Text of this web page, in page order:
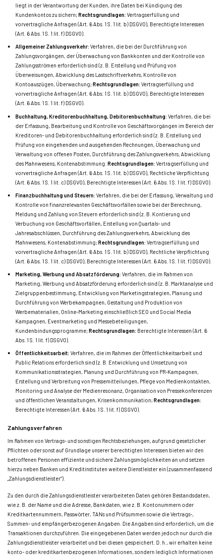
liegt in der Verantwortung der Kunden, ihre Daten bei Kündigung des
Kundenkontos zu sichern;Rechtsgrundlagen: Vertragserfüllung und
vorvertragliche Anfragen (Art. 6 Abs. 1 S. 1 lit. b) DSGVO), Berechtigte Interessen
(Art. 6 Abs. 1 S. 1 lit. f) DSGVO).
Allgemeiner Zahlungsverkehr: Verfahren, die bei der Durchführung von
Zahlungsvorgängen, der Überwachung von Bankkonten und der Kontrolle von
Zahlungsströmen erforderlich sind (z. B. Erstellung und Prüfung von
Überweisungen, Abwicklung des Lastschriftverkehrs, Kontrolle von
Kontoauszügen, Überwachung;Rechtsgrundlagen: Vertragserfüllung und
vorvertragliche Anfragen (Art. 6 Abs. 1 S. 1 lit. b) DSGVO), Berechtigte Interessen
(Art. 6 Abs. 1 S. 1 lit. f) DSGVO).
Buchhaltung, Kreditorenbuchhaltung, Debitorenbuchhaltung: Verfahren, die bei
der Erfassung, Bearbeitung und Kontrolle von Geschäftsvorgängen im Bereich der
Kreditoren- und Debitorenbuchhaltung erforderlich sind (z. B. Erstellung und
Prüfung von eingehenden und ausgehenden Rechnungen, Überwachung und
Verwaltung von offenen Posten, Durchführung des Zahlungsverkehrs, Abwicklung
des Mahnwesens, Kontenabstimmung Rechtsgrundlagen: Vertragserfüllung und
vorvertragliche Anfragen (Art. 6 Abs. 1 S. 1 lit. b) DSGVO), Rechtliche Verpflichtung
(Art. 6 Abs. 1 S. 1 lit. c) DSGVO), Berechtigte Interessen (Art. 6 Abs. 1 S. 1 lit. f) DSGVO).
Finanzbuchhaltung und Steuern: Verfahren, die bei der Erfassung, Verwaltung und
Kontrolle von finanzrelevanten Geschäftsvorfällen sowie bei der Berechnung,
Meldung und Zahlung von Steuern erforderlich sind (z. B. Kontierung und
Verbuchung von Geschäftsvorfällen, Erstellung von Quartals- und
Jahresabschlüssen, Durchführung des Zahlungsverkehrs, Abwicklung des
Mahnwesens, Kontenabstimmung;Rechtsgrundlagen: Vertragserfüllung und
vorvertragliche Anfragen (Art. 6 Abs. 1 S. 1 lit. b) DSGVO), Rechtliche Verpflichtung
(Art. 6 Abs. 1 S. 1 lit. c) DSGVO), Berechtigte Interessen (Art. 6 Abs. 1 S. 1 lit. f) DSGVO).
Marketing, Werbung und Absatzförderung: Verfahren, die im Rahmen von
Marketing, Werbung und Absatzförderung erforderlich sind (z. B. Marktanalyse und
Zielgruppenbestimmung, Entwicklung von Marketingstrategien, Planung und
Durchführung von Werbekampagnen, Gestaltung und Produktion von
Werbematerialien, Online-Marketing einschließlich SEO und Social Media
Kampagnen, Eventmarketing und Messebeteiligungen,
Kundenbindungsprogramme;Rechtsgrundlagen: Berechtigte Interessen (Art. 6
Abs. 1 S. 1 lit. f) DSGVO).
Öffentlichkeitsarbeit: Verfahren, die im Rahmen der Öffentlichkeitsarbeit und
Public Relations erforderlich sind (z. B. Entwicklung und Umsetzung von
Kommunikationsstrategien, Planung und Durchführung von PR-Kampagnen,
Erstellung und Verbreitung von Pressemitteilungen, Pflege von Medienkontakten,
Monitoring und Analyse der Medienresonanz, Organisation von Pressekonferenzen
und öffentlichen Veranstaltungen, Krisenkommunikation;Rechtsgrundlagen:
Berechtigte Interessen (Art. 6 Abs. 1 S. 1 lit. f) DSGVO).
Zahlungsverfahren
Im Rahmen von Vertrags- und sonstigen Rechtsbeziehungen, aufgrund gesetzlicher
Pflichten oder sonst auf Grundlage unserer berechtigten Interessen bieten wir den
betroffenen Personen effiziente und sichere Zahlungsmöglichkeiten an und setzen
hierzu neben Banken und Kreditinstituten weitere Dienstleister ein (zusammenfassend
„Zahlungsdienstleister“).
Zu den durch die Zahlungsdienstleister verarbeiteten Daten gehören Bestandsdaten,
wie z. B. der Name und die Adresse, Bankdaten, wie z. B. Kontonummern oder
Kreditkartennummern, Passwörter, TANs und Prüfsummen sowie die Vertrags-,
Summen- und empfängerbezogenen Angaben. Die Angaben sind erforderlich, um die
Transaktionen durchzuführen. Die eingegebenen Daten werden jedoch nur durch die
Zahlungsdienstleister verarbeitet und bei diesen gespeichert. D. h., wir erhalten keine
konto- oder kreditkartenbezogenen Informationen, sondern lediglich Informationen